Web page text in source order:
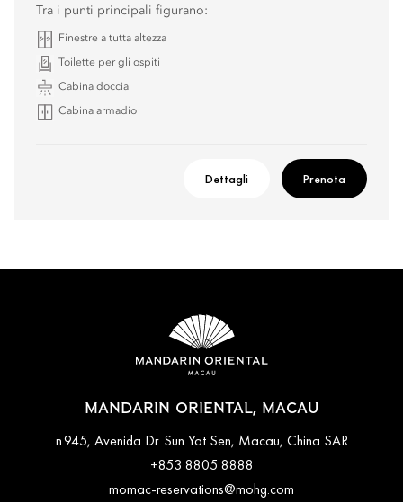
Tra i punti principali figurano:
Finestre a tutta altezza
Toilette per gli ospiti
Cabina doccia
Cabina armadio
Dettagli Prenota
MANDARIN ORIENTAL, MACAU
n.945, Avenida Dr. Sun Yat Sen, Macau, China SAR
+853 8805 8888
momac-reservations@mohg.com